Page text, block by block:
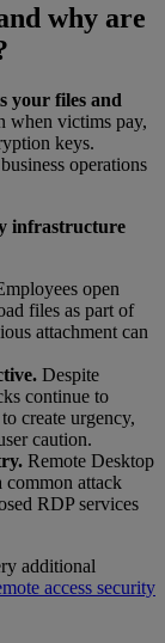
why are
your files and
when victims pay,
keys.
operations
infrastructure
open
files as part of
attachment can
Despite
continue to
create urgency,
caution.
Remote Desktop
attack
RDP services
additional
access security